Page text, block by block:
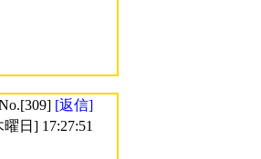
[返信]
日] 17:27:51